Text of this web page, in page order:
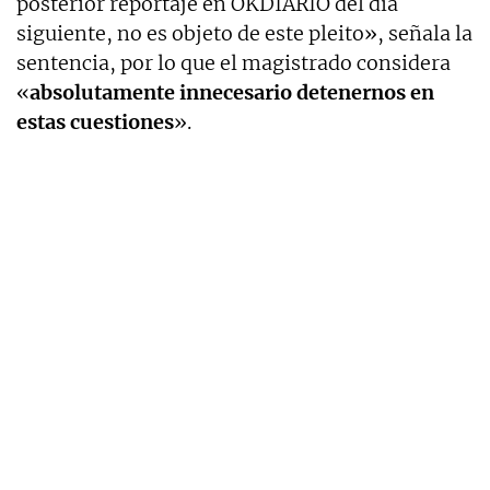
siguiente, no es objeto de este pleito», señala la
sentencia, por lo que el magistrado considera
«absolutamente innecesario detenernos en
estas cuestiones».